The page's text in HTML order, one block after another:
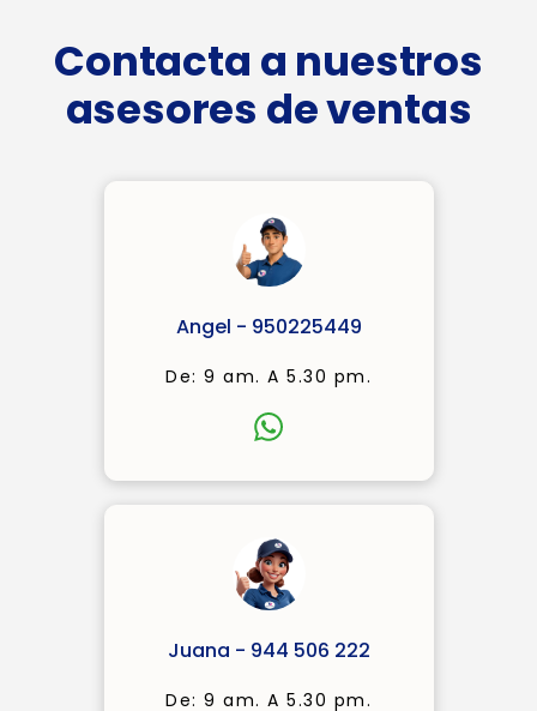
Contacta a nuestros
asesores de ventas
Angel - 950225449
De: 9 am. A 5.30 pm.
Juana - 944 506 222
De: 9 am. A 5.30 pm.